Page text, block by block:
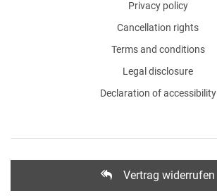
Privacy policy
Cancellation rights
Terms and conditions
Legal disclosure
Declaration of accessibility
Vertrag widerrufen